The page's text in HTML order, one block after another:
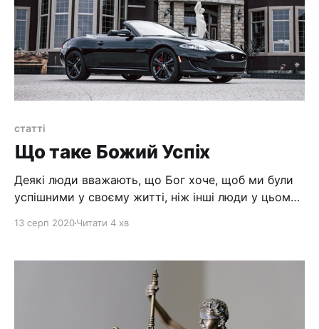
статті
Що таке Божий Успіх
Деякі люди вважають, що Бог хоче, щоб ми були
успішними у своєму житті, ніж інші люди у цьому
починає хворіти, чи у неї згорає хата, чи вона
людина згрішила, і що Бог її так карає.
13 серп 2020Читати 4 хв